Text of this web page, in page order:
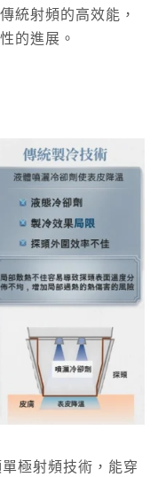
統射頻的高效能，
的進展。
極射頻技術，能穿